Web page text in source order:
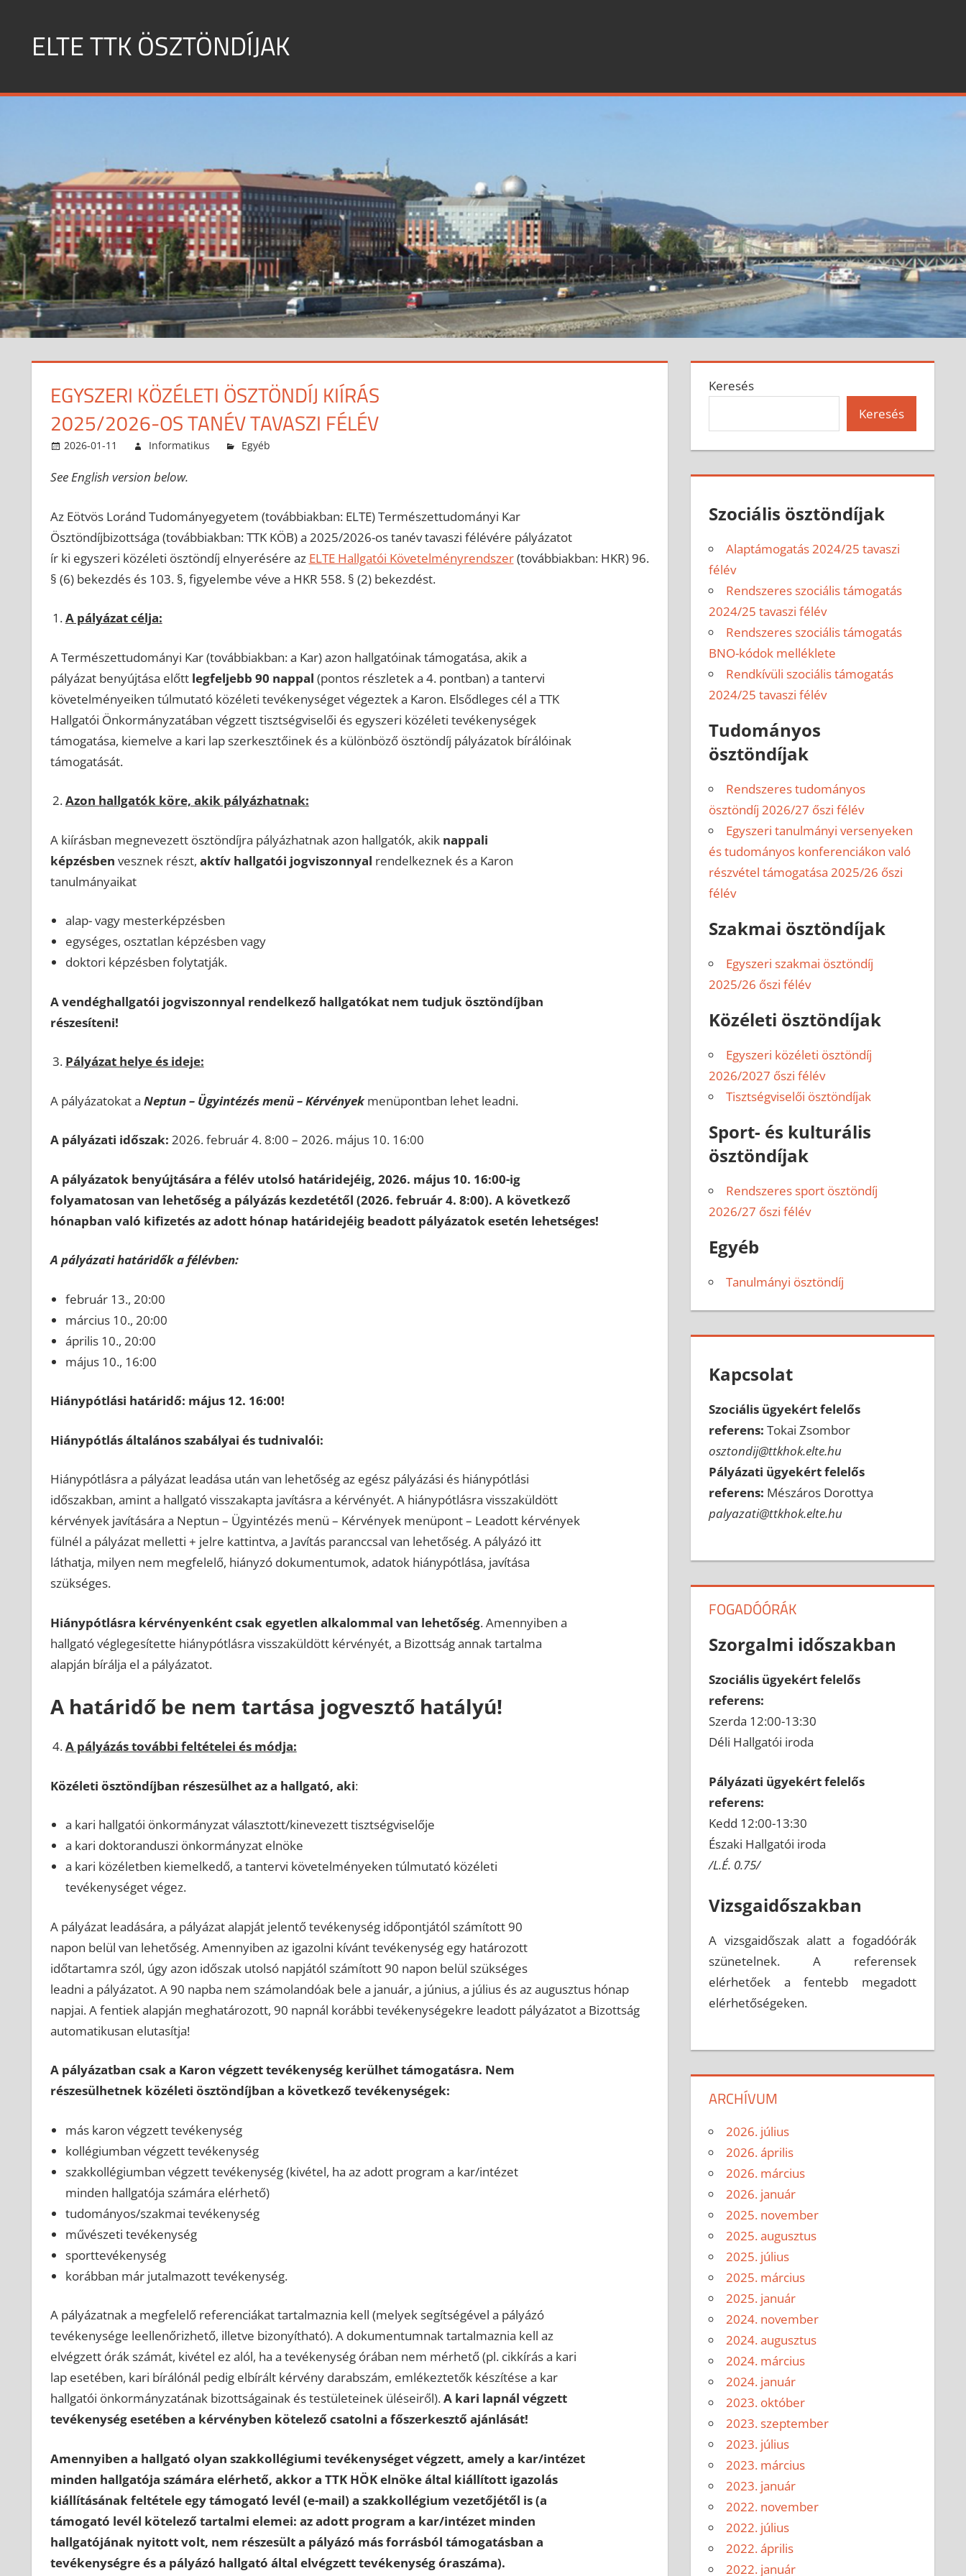
contentELTE TTK ÖSZTÖNDÍJAK
EGYSZERI KÖZÉLETI ÖSZTÖNDÍJ KIÍRÁS
2025/2026-OS TANÉV TAVASZI FÉLÉV
2026-01-11 Informatikus Egyéb
See English version below.
Az Eötvös Loránd Tudományegyetem (továbbiakban: ELTE) Természettudományi Kar
Ösztöndíjbizottsága (továbbiakban: TTK KÖB) a 2025/2026-os tanév tavaszi félévére pályázatot
ír ki egyszeri közéleti ösztöndíj elnyerésére az ELTE Hallgatói Követelményrendszer(továbbiakban: HKR) 96.
§ (6) bekezdés és 103. §, figyelembe véve a HKR 558. § (2) bekezdést.
A pályázat célja:
A Természettudományi Kar (továbbiakban: a Kar) azon hallgatóinak támogatása, akik a
pályázat benyújtása előtt legfeljebb 90 nappal (pontos részletek a 4. pontban) a tantervi
követelményeiken túlmutató közéleti tevékenységet végeztek a Karon. Elsődleges cél a TTK
Hallgatói Önkormányzatában végzett tisztségviselői és egyszeri közéleti tevékenységek
támogatása, kiemelve a kari lap szerkesztőinek és a különböző ösztöndíj pályázatok bírálóinak
támogatását.
Azon hallgatók köre, akik pályázhatnak:
A kiírásban megnevezett ösztöndíjra pályázhatnak azon hallgatók, akik nappali
képzésben vesznek részt, aktív hallgatói jogviszonnyal rendelkeznek és a Karon
tanulmányaikat
alap- vagy mesterképzésben
egységes, osztatlan képzésben vagy
doktori képzésben folytatják.
A vendéghallgatói jogviszonnyal rendelkező hallgatókat nem tudjuk ösztöndíjban
részesíteni!
Pályázat helye és ideje:
A pályázatokat a Neptun – Ügyintézés menü – Kérvényekmenüpontban lehet leadni.
A pályázati időszak: 2026. február 4. 8:00 – 2026. május 10. 16:00
A pályázatok benyújtására a félév utolsó határidejéig, 2026. május 10. 16:00-ig
folyamatosan van lehetőség a pályázás kezdetétől (2026. február 4. 8:00). A következő
hónapban való kifizetés az adott hónap határidejéig beadott pályázatok esetén lehetséges!
A pályázati határidők a félévben:
február 13., 20:00
március 10., 20:00
április 10., 20:00
május 10., 16:00
Hiánypótlási határidő: május 12. 16:00!
Hiánypótlás általános szabályai és tudnivalói:
Hiánypótlásra a pályázat leadása után van lehetőség az egész pályázási és hiánypótlási
időszakban, amint a hallgató visszakapta javításra a kérvényét. A hiánypótlásra visszaküldött
kérvények javítására a Neptun – Ügyintézés menü – Kérvények menüpont – Leadott kérvények
fülnél a pályázat melletti + jelre kattintva, a Javítás paranccsal van lehetőség. A pályázó itt
láthatja, milyen nem megfelelő, hiányzó dokumentumok, adatok hiánypótlása, javítása
szükséges.
Hiánypótlásra kérvényenként csak egyetlen alkalommal van lehetőség. Amennyiben a
hallgató véglegesítette hiánypótlásra visszaküldött kérvényét, a Bizottság annak tartalma
alapján bírálja el a pályázatot.
A határidő be nem tartása jogvesztő hatályú!
A pályázás további feltételei és módja:
Közéleti ösztöndíjban részesülhet az a hallgató, aki:
a kari hallgatói önkormányzat választott/kinevezett tisztségviselője
a kari doktoranduszi önkormányzat elnöke
a kari közéletben kiemelkedő, a tantervi követelményeken túlmutató közéleti
tevékenységet végez.
A pályázat leadására, a pályázat alapját jelentő tevékenység időpontjától számított 90
napon belül van lehetőség. Amennyiben az igazolni kívánt tevékenység egy határozott
időtartamra szól, úgy azon időszak utolsó napjától számított 90 napon belül szükséges
leadni a pályázatot. A 90 napba nem számolandóak bele a január, a június, a július és az augusztus hónap
napjai. A fentiek alapján meghatározott, 90 napnál korábbi tevékenységekre leadott pályázatot a Bizottság
automatikusan elutasítja!
A pályázatban csak a Karon végzett tevékenység kerülhet támogatásra. Nem
részesülhetnek közéleti ösztöndíjban a következő tevékenységek:
más karon végzett tevékenység
kollégiumban végzett tevékenység
szakkollégiumban végzett tevékenység (kivétel, ha az adott program a kar/intézet
minden hallgatója számára elérhető)
tudományos/szakmai tevékenység
művészeti tevékenység
sporttevékenység
korábban már jutalmazott tevékenység.
A pályázatnak a megfelelő referenciákat tartalmaznia kell (melyek segítségével a pályázó
tevékenysége leellenőrizhető, illetve bizonyítható). A dokumentumnak tartalmaznia kell az
elvégzett órák számát, kivétel ez alól, ha a tevékenység órában nem mérhető (pl. cikkírás a kari
lap esetében, kari bírálónál pedig elbírált kérvény darabszám, emlékeztetők készítése a kar
hallgatói önkormányzatának bizottságainak és testületeinek üléseiről).A kari lapnál végzett
tevékenység esetében a kérvényben kötelező csatolni a főszerkesztő ajánlását!
Amennyiben a hallgató olyan szakkollégiumi tevékenységet végzett, amely a kar/intézet
minden hallgatója számára elérhető, akkor a TTK HÖK elnöke által kiállított igazolás
kiállításának feltétele egy támogató levél (e-mail) a szakkollégium vezetőjétől is (a
támogató levél kötelező tartalmi elemei: az adott program a kar/intézet minden
hallgatójának nyitott volt, nem részesült a pályázó más forrásból támogatásban a
tevékenységre és a pályázó hallgató által elvégzett tevékenység óraszáma).
Keresés
Keresés
Szociális ösztöndíjak
Alaptámogatás 2024/25 tavaszi
félév
Rendszeres szociális támogatás
2024/25 tavaszi félév
Rendszeres szociális támogatás
BNO-kódok melléklete
Rendkívüli szociális támogatás
2024/25 tavaszi félév
Tudományos
ösztöndíjak
Rendszeres tudományos
ösztöndíj 2026/27 őszi félév
Egyszeri tanulmányi versenyeken
és tudományos konferenciákon való
részvétel támogatása 2025/26 őszi
félév
Szakmai ösztöndíjak
Egyszeri szakmai ösztöndíj
2025/26 őszi félév
Közéleti ösztöndíjak
Egyszeri közéleti ösztöndíj
2026/2027 őszi félév
Tisztségviselői ösztöndíjak
Sport- és kulturális
ösztöndíjak
Rendszeres sport ösztöndíj
2026/27 őszi félév
Egyéb
Tanulmányi ösztöndíj
Kapcsolat
Szociális ügyekért felelős
referens: Tokai Zsombor
osztondij@ttkhok.elte.hu
Pályázati ügyekért felelős
referens: Mészáros Dorottya
palyazati@ttkhok.elte.hu
FOGADÓÓRÁK
Szorgalmi időszakban
Szociális ügyekért felelős
referens:
Szerda 12:00-13:30
Déli Hallgatói iroda
Pályázati ügyekért felelős
referens:
Kedd 12:00-13:30
Északi Hallgatói iroda
/L.É. 0.75/
Vizsgaidőszakban
A vizsgaidőszak alatt a fogadóórák
szünetelnek. A referensek
elérhetőek a fentebb megadott
elérhetőségeken.
ARCHÍVUM
2026. július
2026. április
2026. március
2026. január
2025. november
2025. augusztus
2025. július
2025. március
2025. január
2024. november
2024. augusztus
2024. március
2024. január
2023. október
2023. szeptember
2023. július
2023. március
2023. január
2022. november
2022. július
2022. április
2022. január